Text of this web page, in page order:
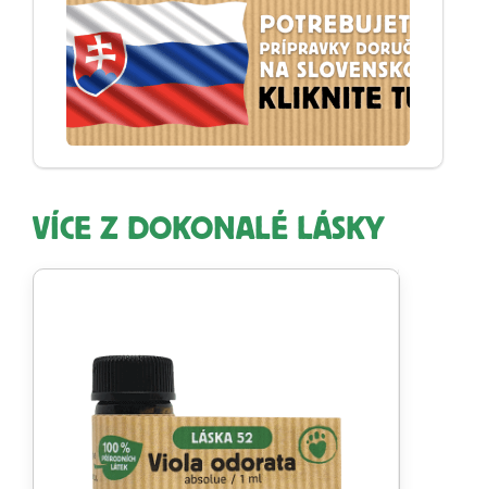
VÍCE Z DOKONALÉ LÁSKY